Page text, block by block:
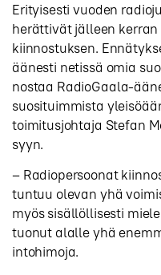
Erityisesti vuoden
herättivät jälleen
kiinnostuksen.
äänesti netissä omia
nostaa RadioGaala-
suosituimmista
toimitusjohtaja Stefan
syyn.
– Radiopersoonat
tuntuu olevan yhä
myös sisällöllisesti
tuonut alalle yhä
intohimoja.